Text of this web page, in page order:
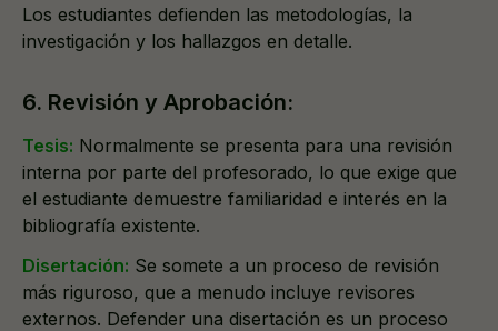
Los estudiantes defienden las metodologías, la
investigación y los hallazgos en detalle.
6. Revisión y Aprobación:
Tesis: Normalmente se presenta para una revisión
interna por parte del profesorado, lo que exige que
el estudiante demuestre familiaridad e interés en la
bibliografía existente.
Disertación: Se somete a un proceso de revisión
más riguroso, que a menudo incluye revisores
externos. Defender una disertación es un proceso